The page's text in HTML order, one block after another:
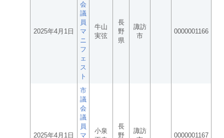
2025年4月1日
会
議
員
マ
ニ
フ
ェ
ス
ト
牛山
実弦
長
野
県
諏訪
市
0000001166
2025年4月1日
市
議
会
議
員
マ
小泉
長
野
諏訪
0000001167